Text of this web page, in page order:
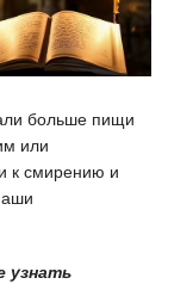
больше пищи
или
к смирению и
узнать